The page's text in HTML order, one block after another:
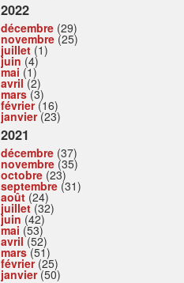
2022
décembre (29)
novembre (25)
juillet (1)
juin (4)
mai (1)
avril(2)
mars(3)
février(16)
janvier(23)
2021
décembre (37)
novembre (35)
octobre (23)
septembre (31)
août (24)
juillet(32)
juin (42)
mai (53)
avril(52)
mars(51)
février(25)
janvier(50)